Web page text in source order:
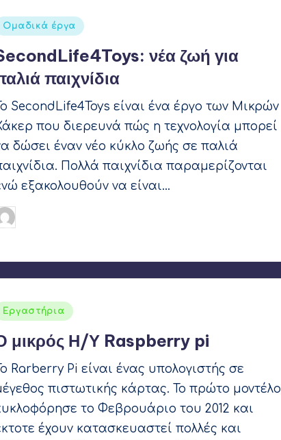
Ομαδικά έργα
νέα ζωή για
παιχνίδια
SecondLife4Toys είναι ένα έργο των Μικρών
που διερευνά πώς η τεχνολογία μπορεί
δώσει έναν νέο κύκλο ζωής σε παλιά
Πολλά παιχνίδια παραμερίζονται
εξακολουθούν να είναι…
Ετικέτες:
Εργαστήρια
μικρός Η/Υ Raspberry pi
Rarberry Pi είναι ένας υπολογιστής σε
πιστωτικής κάρτας. Το πρώτο μοντέλο
το Φεβρουάριο του 2012 και
έχουν κατασκευαστεί πολλές και